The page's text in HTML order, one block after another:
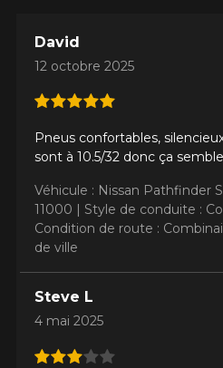
David
12 octobre 2025
Pneus confortables,
sont à 10.5/32 donc ça
Véhicule : Nissan Pathfinder
11000 | Style de conduite :
Condition de route :
de ville
Steve L
4 mai 2025